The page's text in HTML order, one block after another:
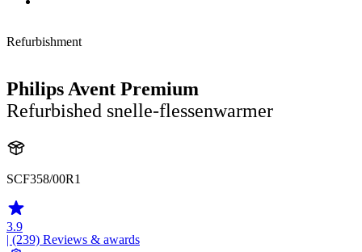
Refurbishment
Philips Avent Premium
Refurbished snelle-flessenwarmer
SCF358/00R1
3.9
| (239) Reviews & awards